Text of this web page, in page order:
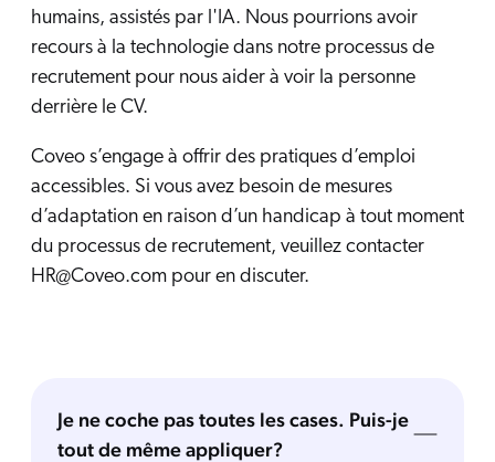
humains, assistés par l'IA. Nous pourrions avoir
recours à la technologie dans notre processus de
recrutement pour nous aider à voir la personne
derrière le CV.
Coveo s’engage à offrir des pratiques d’emploi
accessibles. Si vous avez besoin de mesures
d’adaptation en raison d’un handicap à tout moment
du processus de recrutement, veuillez contacter
HR@Coveo.com pour en discuter.
Je ne coche pas toutes les cases. Puis-je
tout de même appliquer?